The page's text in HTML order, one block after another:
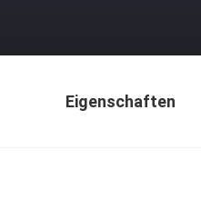
Eigenschaften